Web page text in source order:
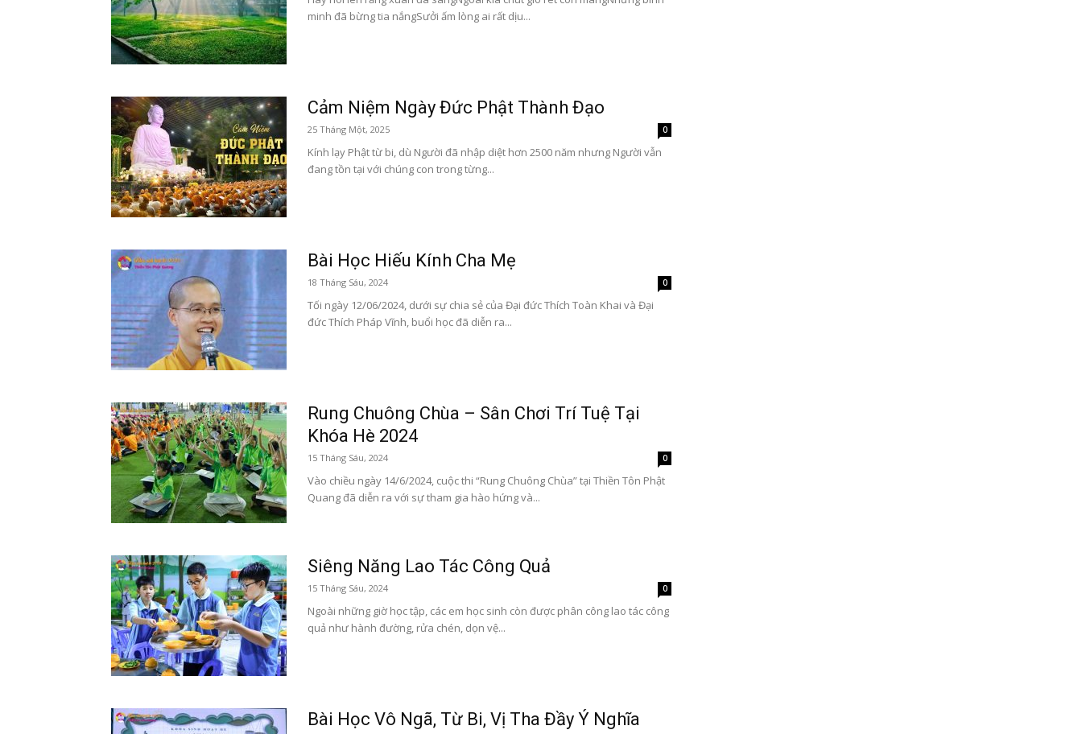
minh đã bừng tia nắngSưởi ấm lòng ai rất dịu...
Cảm Niệm Ngày Đức Phật Thành Đạo
25 Tháng Một, 2025 0
Kính lạy Phật từ bi, dù Người đã nhập diệt hơn 2500 năm nhưng Người vẫn
đang tồn tại với chúng con trong từng...
Bài Học Hiếu Kính Cha Mẹ
18 Tháng Sáu, 2024 0
Tối ngày 12/06/2024, dưới sự chia sẻ của Đại đức Thích Toàn Khai và Đại
đức Thích Pháp Vĩnh, buổi học đã diễn ra...
Rung Chuông Chùa – Sân Chơi Trí Tuệ Tại
Khóa Hè 2024
15 Tháng Sáu, 2024 0
Vào chiều ngày 14/6/2024, cuộc thi “Rung Chuông Chùa” tại Thiền Tôn Phật
Quang đã diễn ra với sự tham gia hào hứng và...
Siêng Năng Lao Tác Công Quả
15 Tháng Sáu, 2024 0
Ngoài những giờ học tập, các em học sinh còn được phân công lao tác công
quả như hành đường, rửa chén, dọn vệ...
Bài Học Vô Ngã, Từ Bi, Vị Tha Đầy Ý Nghĩa